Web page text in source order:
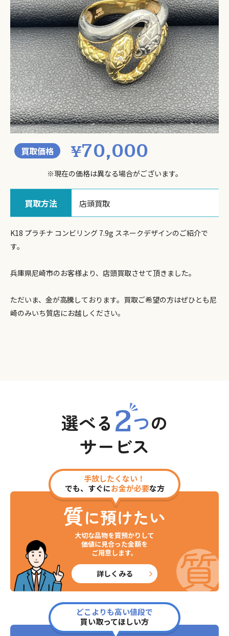
買取価格 ¥70,000
※現在の価格は異なる場合がございます。
買取方法 店頭買取
K18 プラチナ コンビリング 7.9g スネークデザインのご紹介で
す。
兵庫県尼崎市のお客様より、店頭買取させて頂きました。
ただいま、金が高騰しております。買取ご希望の方はぜひとも尼
崎のみいち質店にお越しください。
選べる 2つの
サービス
手放したくない！
でも、すぐにお金が必要な方
質に預けたい
大切な品物を質預かりして
価値に見合った金額を
ご用意します。
詳しくみる
どこよりも高い値段で
買い取ってほしい方